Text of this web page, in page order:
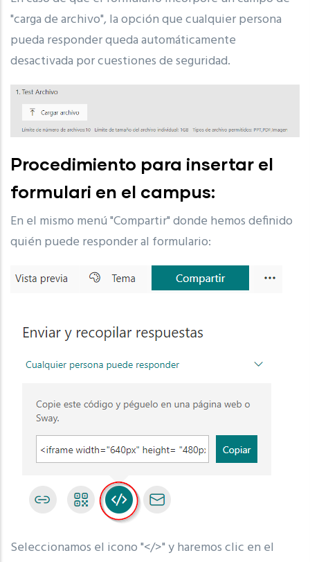
"carga de archivo", la opción que cualquier persona
pueda responder queda automáticamente
desactivada por cuestiones de seguridad.
Procedimiento para insertar el
formulari en el campus:
En el mismo menú "Compartir" donde hemos definido
quién puede responder al formulario:
Seleccionamos el icono "</>" y haremos clic en el